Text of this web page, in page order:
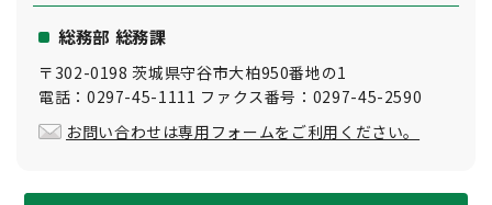
総務部 総務課
〒302-0198 茨城県守谷市大柏950番地の1
電話：0297-45-1111 ファクス番号：0297-45-2590
お問い合わせは専用フォームをご利用ください。